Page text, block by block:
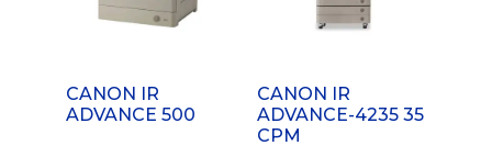
CANON IR
ADVANCE 500
CANON IR
ADVANCE-4235 35
CPM